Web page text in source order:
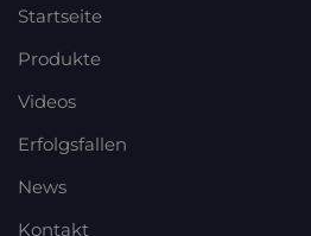
Startseite
Produkte
Videos
Erfolgsfallen
News
Kontakt